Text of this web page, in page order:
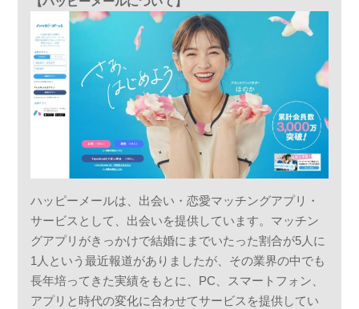
ハッピーメールは、出会い・恋愛マッチングアプリ・
サービスとして、出会いを提供しています。マッチン
グアプリがきっかけで結婚にまでいたった割合が5人に
1人という最近報道がありましたが、その業界の中でも
長年培ってきた実績をもとに、PC、スマートフォン、
アプリと時代の変化に合わせてサービスを提供してい